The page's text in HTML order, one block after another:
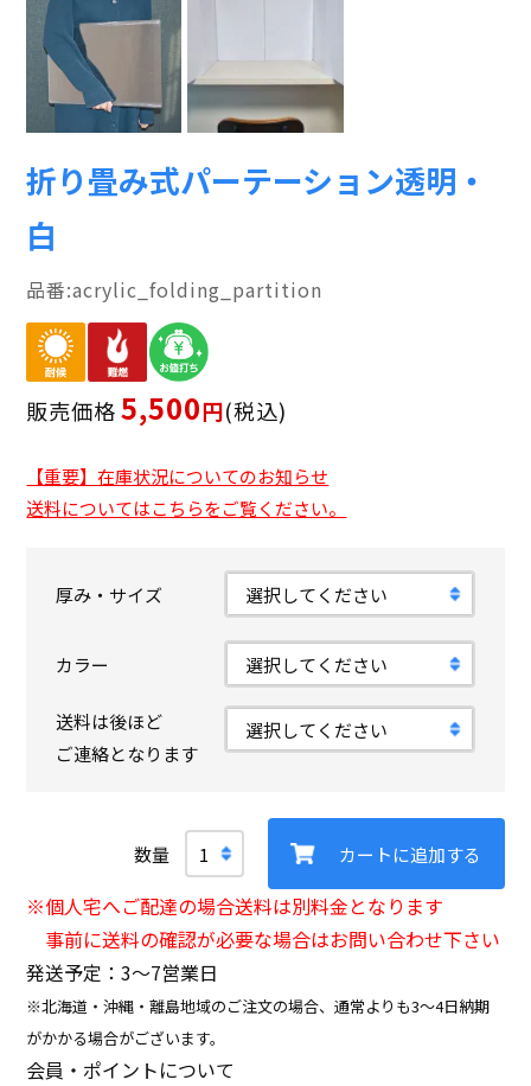
折り畳み式パーテーション透明・
白
acrylic_folding_partition
販売価格 5,500 税込
【重要】在庫状況についてのお知らせ
送料についてはこちらをご覧ください。
厚み・サイズ
カラー
送料は後ほど
ご連絡となります
カートに追加する
※個人宅へご配達の場合送料は別料金となります
事前に送料の確認が必要な場合はお問い合わせ下さい
発送予定：3〜7営業日
※北海道・沖縄・離島地域のご注文の場合、通常よりも3～4日納期
がかかる場合がございます。
会員・ポイントについて